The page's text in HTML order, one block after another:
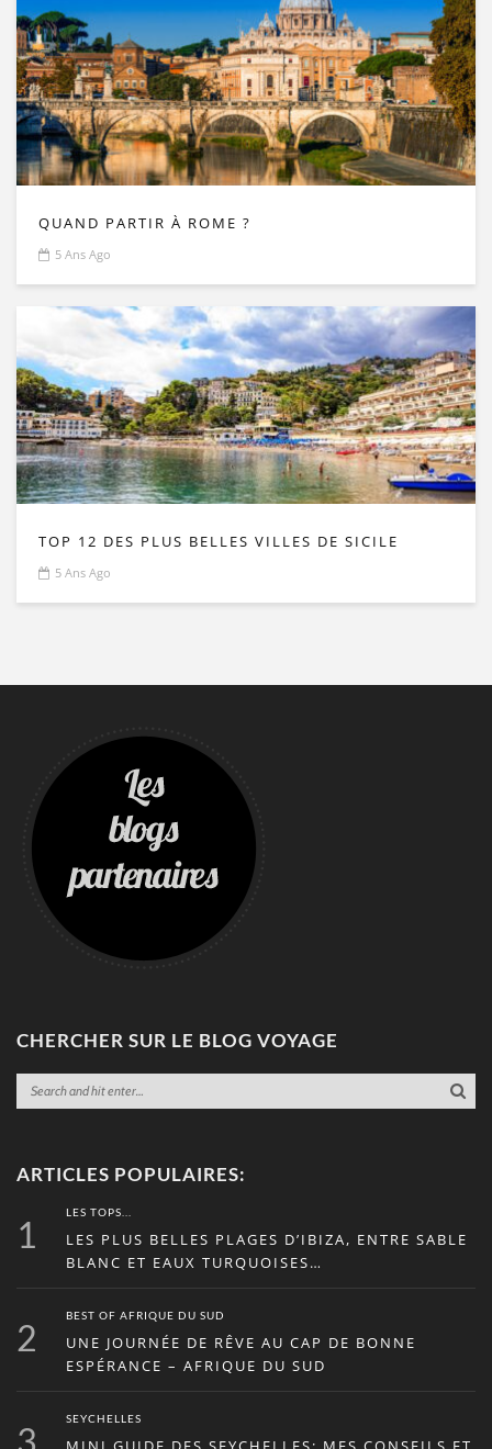
QUAND PARTIR À ROME ?
5 Ans Ago
TOP 12 DES PLUS BELLES VILLES DE SICILE
5 Ans Ago
CHERCHER SUR LE BLOG VOYAGE
ARTICLES POPULAIRES:
1
LES TOPS...
LES PLUS BELLES PLAGES D’IBIZA, ENTRE SABLE
BLANC ET EAUX TURQUOISES…
2
BEST OF AFRIQUE DU SUD
UNE JOURNÉE DE RÊVE AU CAP DE BONNE
ESPÉRANCE – AFRIQUE DU SUD
SEYCHELLES